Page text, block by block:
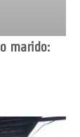
marido: